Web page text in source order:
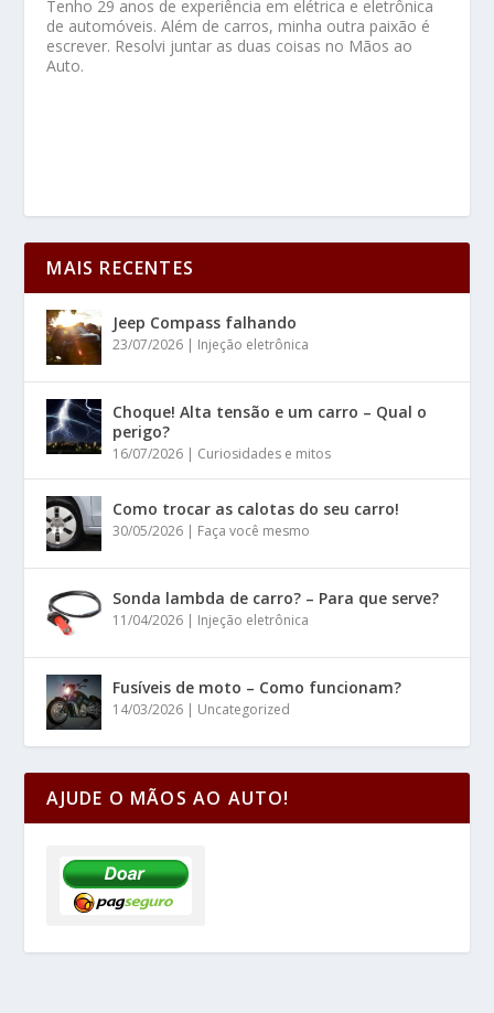
Tenho 29 anos de experiência em elétrica e eletrônica
de automóveis. Além de carros, minha outra paixão é
escrever. Resolvi juntar as duas coisas no Mãos ao
Auto.
MAIS RECENTES
Jeep Compass falhando
23/07/2026 | Injeção eletrônica
Choque! Alta tensão e um carro – Qual o
perigo?
16/07/2026 | Curiosidades e mitos
Como trocar as calotas do seu carro!
30/05/2026 | Faça você mesmo
Sonda lambda de carro? – Para que serve?
11/04/2026 | Injeção eletrônica
Fusíveis de moto – Como funcionam?
14/03/2026 | Uncategorized
AJUDE O MÃOS AO AUTO!